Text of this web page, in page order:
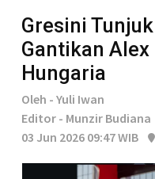
Gresini
Gantikan
Hungaria
Oleh - Yuli Iwan
Editor - Munzir Budiana
03 Jun 2026 09:47 WIB